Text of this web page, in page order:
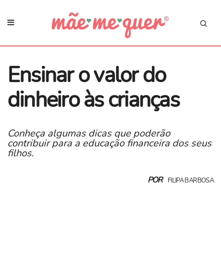
Ensinar o valor do
dinheiro às crianças
Conheça algumas dicas que poderão
contribuir para a educação financeira dos seus
filhos.
POR FILIPA BARBOSA